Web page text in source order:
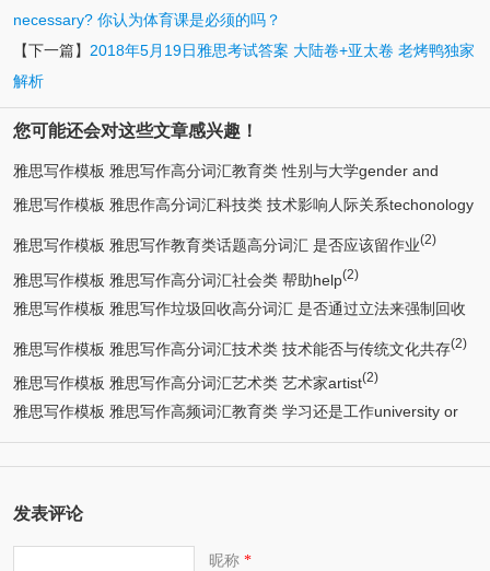
necessary? 你认为体育课是必须的吗？
【下一篇】 2018年5月19日雅思考试答案 大陆卷+亚太卷 老烤鸭独家
解析
您可能还会对这些文章感兴趣！
雅思写作模板 雅思写作高分词汇教育类 性别与大学gender and
university(3)
雅思写作模板 雅思作高分词汇科技类 技术影响人际关系techonology
affects relationship(2)
雅思写作模板 雅思写作教育类话题高分词汇 是否应该留作业(2)
雅思写作模板 雅思写作高分词汇社会类 帮助help(2)
雅思写作模板 雅思写作垃圾回收高分词汇 是否通过立法来强制回收
垃圾(2)
雅思写作模板 雅思写作高分词汇技术类 技术能否与传统文化共存(2)
雅思写作模板 雅思写作高分词汇艺术类 艺术家artist(2)
雅思写作模板 雅思写作高频词汇教育类 学习还是工作university or
(2)
发表评论
昵称*